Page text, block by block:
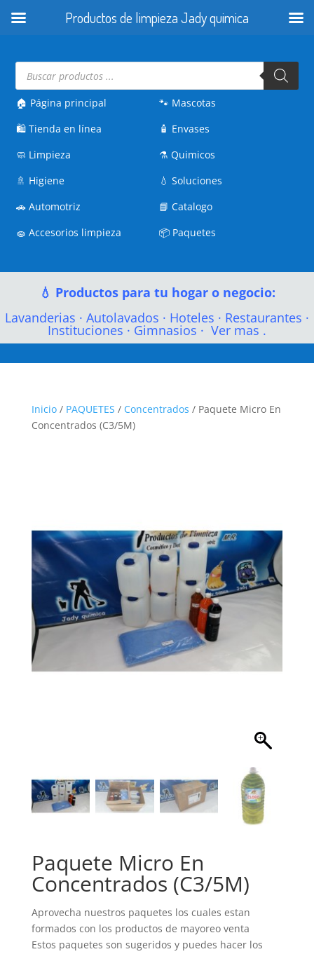
Búsqueda
productos
🏠 Página principal
🛍️Tienda en línea
🧼 Limpieza
🚿 Higiene
🚗Automotriz
🧽Accesorios limpieza
🐾 Mascotas
🧴 Envases
⚗️Quimicos
💧Soluciones
📘Catalogo
📦 Paquetes
💧 Productos para tu hogar o negocio:
Lavanderias · Autolavados · Hoteles · Restaurantes ·
Instituciones · Gimnasios · Ver mas .
Inicio/ PAQUETES / Concentrados / Paquete Micro En
Concentrados (C3/5M)
Paquete Micro En
Concentrados (C3/5M)
Aprovecha nuestros paquetes los cuales estan
formados con los productos de mayoreo venta
Estos paquetes son sugeridos y puedes hacer los
Productos de limpieza Jady quimica